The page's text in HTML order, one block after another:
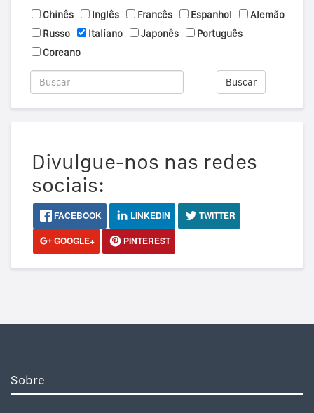
Chinês
Inglês Francês Espanhol
Alemão
Russo
Italiano Japonês
Português
Coreano
Buscar
Divulgue-nos nas redes
sociais:
FACEBOOK LINKEDIN
TWITTER
GOOGLE+
PINTEREST
Sobre